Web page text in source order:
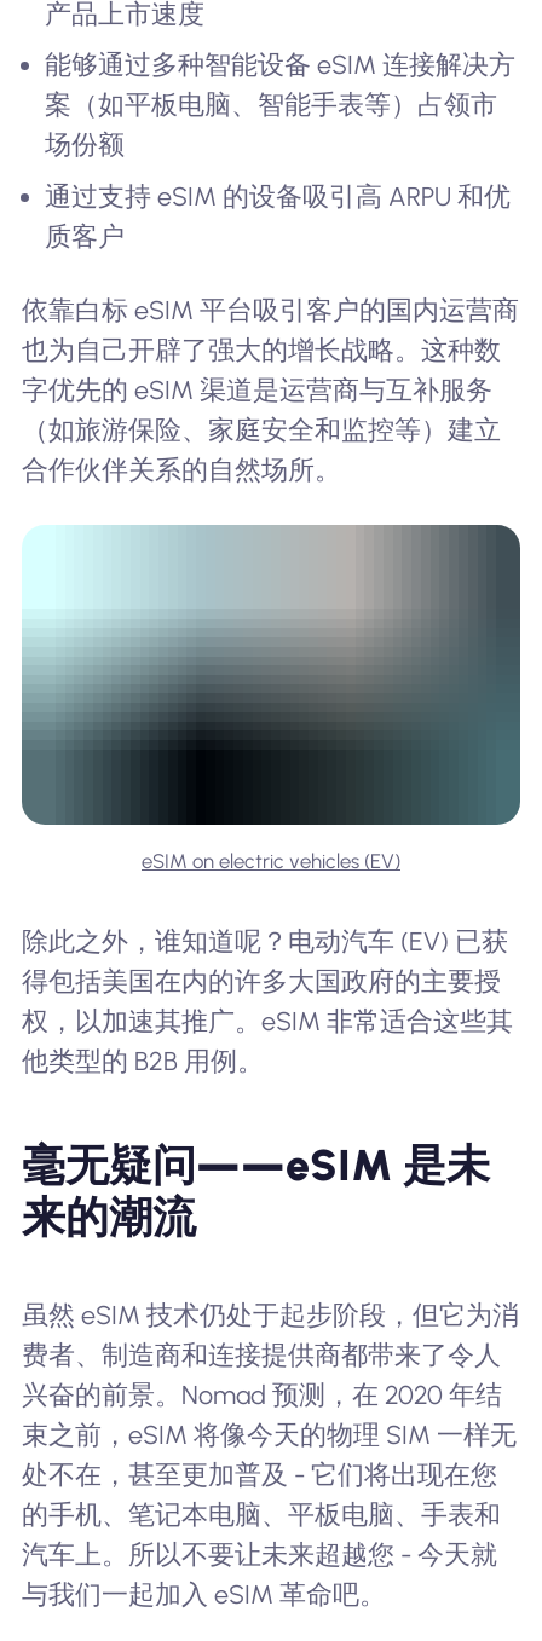
产品上市速度
能够通过多种智能设备 eSIM 连接解决方
案（如平板电脑、智能手表等）占领市
场份额
通过支持 eSIM 的设备吸引高 ARPU 和优
质客户
依靠白标 eSIM 平台吸引客户的国内运营商
也为自己开辟了强大的增长战略。这种数
字优先的 eSIM 渠道是运营商与互补服务
（如旅游保险、家庭安全和监控等）建立
合作伙伴关系的自然场所。
eSIM on electric vehicles (EV)
除此之外，谁知道呢？电动汽车 (EV) 已获
得包括美国在内的许多大国政府的主要授
权，以加速其推广。eSIM 非常适合这些其
他类型的 B2B 用例。
毫无疑问——eSIM 是未
来的潮流
虽然 eSIM 技术仍处于起步阶段，但它为消
费者、制造商和连接提供商都带来了令人
兴奋的前景。Nomad 预测，在 2020 年结
束之前，eSIM 将像今天的物理 SIM 一样无
处不在，甚至更加普及 - 它们将出现在您
的手机、笔记本电脑、平板电脑、手表和
汽车上。所以不要让未来超越您 - 今天就
与我们一起加入 eSIM 革命吧。